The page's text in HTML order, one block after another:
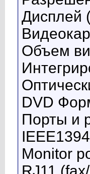
Дисплей
Объем
DVD
Порты и
Monitor